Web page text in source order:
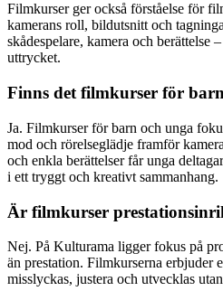
Filmkurser ger också förståelse för
kamerans roll, bildutsnitt och
skådespelare, kamera och berättelse
uttrycket.
Finns det filmkurser för
Ja. Filmkurser för barn och unga
mod och rörelseglädje framför
och enkla berättelser får unga
i ett tryggt och kreativt sammanhang.
Är filmkurser
Nej. På Kulturama ligger fokus på
än prestation. Filmkurserna erbjuder
misslyckas, justera och utvecklas